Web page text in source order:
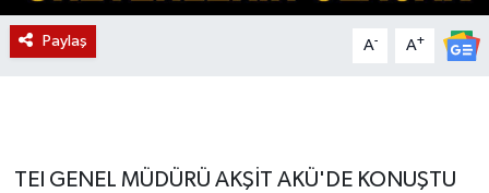
Paylaş A- A+
TEI GENEL MÜDÜRÜ AKŞİT AKÜ'DE KONUŞTU